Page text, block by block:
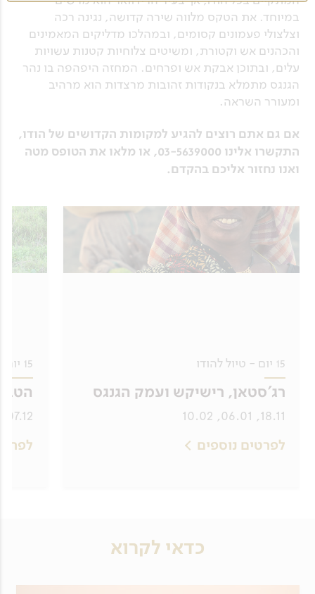
במיוחד. את הטקס מלווה שירה קדושה, נגינה רכה
וצלצולי פעמונים קסומים, ובמהלכו מדליקים המאמינים
והכהנים אש וקטורת, ומשיטים צלוחיות קטנות עשויות
עלים, ובתוכן אבקת אש ופרחים. המחזה היפהפה בו נהר
הגנגס מתמלא בנקודות זהובות מרצדות הוא מרהיב
ומעורר השראה.
אם גם אתם רוצים להגיע למקומות הקדושים של הודו,
התקשרו אלינו 03-5639000, או מלאו את הטופס מטה
ואנו נחזור אליכם בהקדם.
15 יום - טיול להודו
רג'סטאן, רישיקש ועמק הגנגס
18.11, 06.01, 10.02
לפרטים נוספים
15 יום - טבע פראי בהודו
07.12, 01.03
כדאי לקרוא